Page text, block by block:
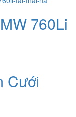
760Li
Cưới